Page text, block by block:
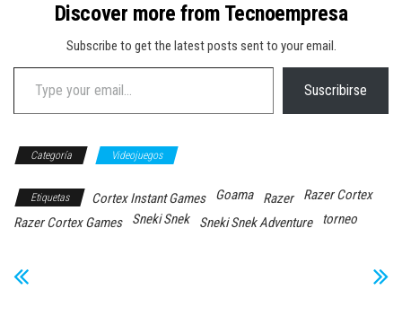
Discover more from Tecnoempresa
Subscribe to get the latest posts sent to your email.
Type your email…
Suscribirse
Categoría Videojuegos
Etiquetas Cortex Instant Games Goama Razer
Razer Cortex
Razer Cortex Games
Sneki Snek Sneki Snek Adventure torneo